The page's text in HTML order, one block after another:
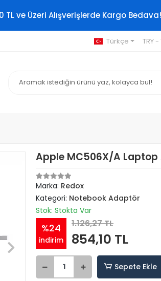
TL ve Üzeri Alışverişlerde Kargo
Türkçe TRY -
Apple MC506X/A
Marka: Redox
Kategori: Notebook Adaptör
Stok: Stokta Var
%24
indirim
1.126,27 TL
854,10 TL
Sepete Ekle